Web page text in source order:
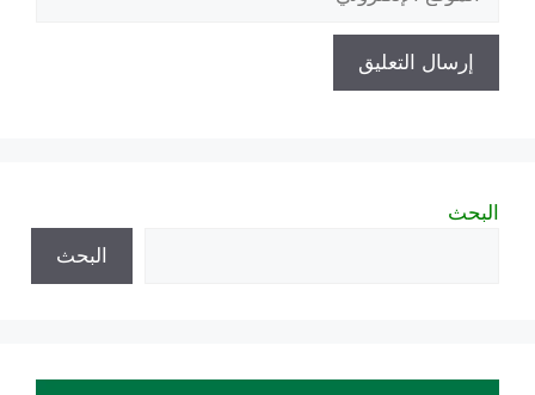
الإلكتروني
البحث
البحث